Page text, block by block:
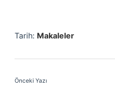
Tarih: Makaleler
Önceki Yazı